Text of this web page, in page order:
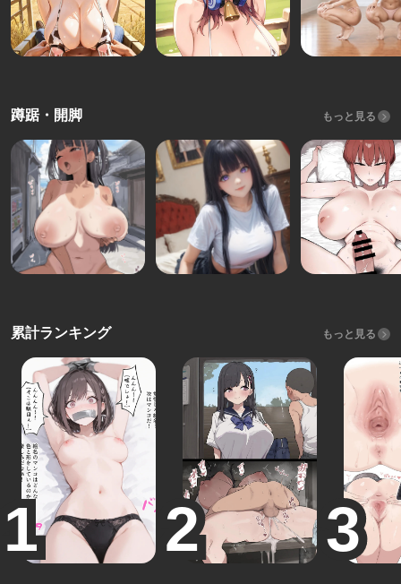
蹲踞・開脚 もっと見る
累計ランキング もっと見る